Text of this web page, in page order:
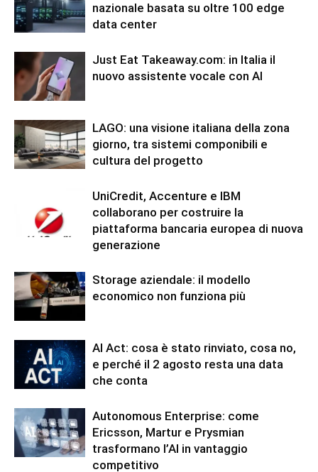
nazionale basata su oltre 100 edge
data center
Just Eat Takeaway.com: in Italia il
nuovo assistente vocale con AI
LAGO: una visione italiana della zona
giorno, tra sistemi componibili e
cultura del progetto
UniCredit, Accenture e IBM
collaborano per costruire la
piattaforma bancaria europea di nuova
generazione
Storage aziendale: il modello
economico non funziona più
AI Act: cosa è stato rinviato, cosa no,
e perché il 2 agosto resta una data
che conta
Autonomous Enterprise: come
Ericsson, Martur e Prysmian
trasformano l’AI in vantaggio
competitivo